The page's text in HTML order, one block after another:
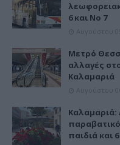
6 και Νο 7
Μετρό
αλλαγές
Καλαμαριά
Καλαμαριά:
παιδιά και